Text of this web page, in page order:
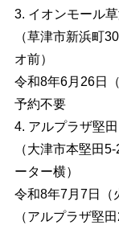
3. イオンモール
（草津市新浜町
オ前）
令和8年6月26日
予約不要
4. アルプラザ堅田
（大津市本堅田
ーター横）
令和8年7月7日（
（アルプラザ堅